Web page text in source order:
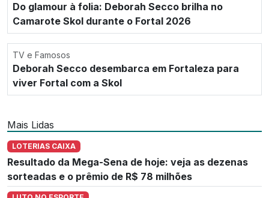
Do glamour à folia: Deborah Secco brilha no
Camarote Skol durante o Fortal 2026
TV e Famosos
Deborah Secco desembarca em Fortaleza para
viver Fortal com a Skol
Mais Lidas
LOTERIAS CAIXA
Resultado da Mega-Sena de hoje: veja as dezenas
sorteadas e o prêmio de R$ 78 milhões